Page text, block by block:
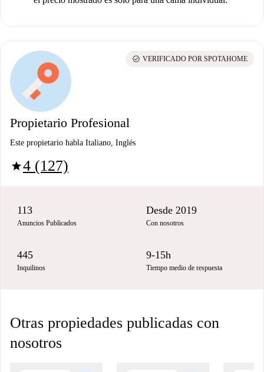
Propietario Profesional
Este propietario habla Italiano, Inglés
star4 (127)
check_circle VERIFICADO POR SPOTAHOME
113
Anuncios Publicados
Desde 2019
Con nosotros
445
Inquilinos
9-15h
Tiempo medio de respuesta
Otras propiedades publicadas con
nosotros